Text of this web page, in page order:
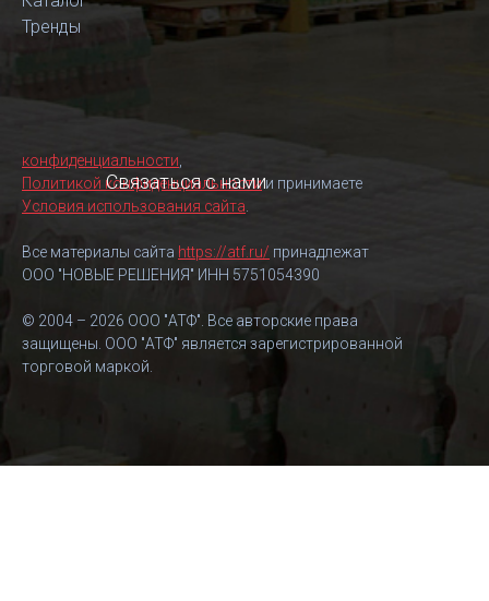
Тренды
Связаться с нами
конфиденциальности,
Политикой конфиденциальностии принимаете
Условия использования сайта.
Все материалы сайта https://atf.ru/ принадлежат
ООО "НОВЫЕ РЕШЕНИЯ" ИНН 5751054390
© 2004 – 2026 ООО "АТФ". Все авторские права
защищены. ООО "АТФ" является зарегистрированной
торговой маркой.